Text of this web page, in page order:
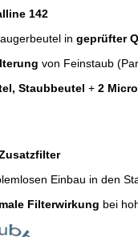
142
in geprüfter
von Feinstaub
Staubbeutel + 2
Einbau in den
Filterwirkung bei